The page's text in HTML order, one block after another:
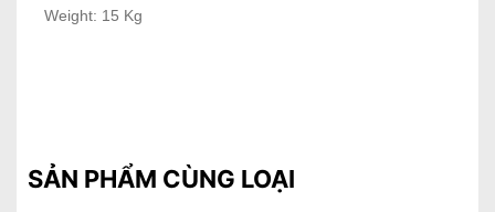
Weight: 15 Kg
SẢN PHẨM CÙNG LOẠI